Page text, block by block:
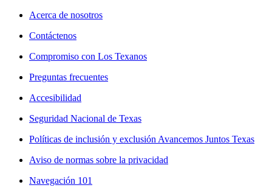
Acerca de nosotros
Contáctenos
Compromiso con Los Texanos
Preguntas frecuentes
Accesibilidad
Seguridad Nacional de Texas
Políticas de inclusión y exclusión Avancemos Juntos Texas
Aviso de normas sobre la privacidad
Navegación 101